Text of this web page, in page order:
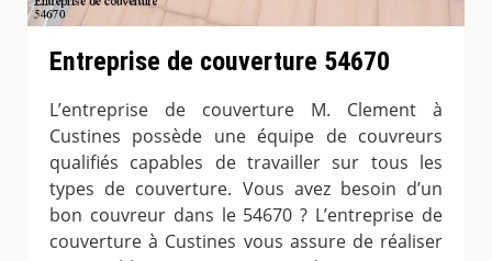
Entreprise de couverture 54670
L’entreprise de couverture M. Clement à
Custines possède une équipe de couvreurs
qualifiés capables de travailler sur tous les
types de couverture. Vous avez besoin d’un
bon couvreur dans le 54670 ? L’entreprise de
couverture à Custines vous assure de réaliser